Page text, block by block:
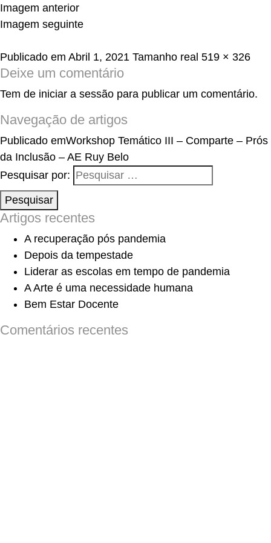
Imagem anterior
Imagem seguinte
Publicado em Abril 1, 2021 Tamanho real 519 × 326
Deixe um comentário
Tem de iniciar a sessão para publicar um comentário.
Navegação de artigos
Publicado emWorkshop Temático III – Comparte – Prós
da Inclusão – AE Ruy Belo
Pesquisar por:
Pesquisar
Artigos recentes
A recuperação pós pandemia
Depois da tempestade
Liderar as escolas em tempo de pandemia
A Arte é uma necessidade humana
Bem Estar Docente
Comentários recentes